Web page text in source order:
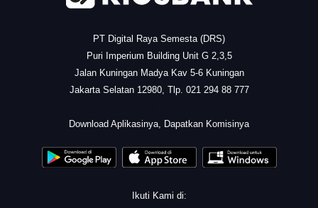
PT Digital Raya Semesta (DRS)
Puri Imperium Building Unit G 2,3,5
Jalan Kuningan Madya Kav 5-6 Kuningan
Jakarta Selatan 12980, Tlp. 021 294 88 777
Download Aplikasinya, Dapatkan Komisinya
Ikuti Kami di: